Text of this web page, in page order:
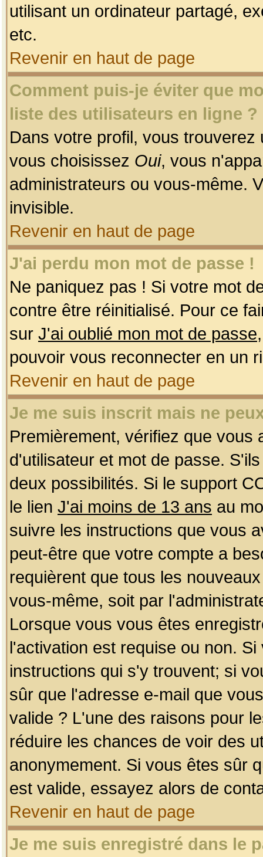
utilisant un ordinateur partagé,
etc.
Revenir en haut de page
Comment puis-je éviter que
liste des utilisateurs en ligne ?
Dans votre profil, vous
vous choisissez Oui, vous
administrateurs ou vous-même.
invisible.
Revenir en haut de page
J'ai perdu mon mot de passe !
Ne paniquez pas ! Si votre mot
contre être réinitialisé. Pour ce
sur J'ai oublié mon mot de passe
pouvoir vous reconnecter en un
Revenir en haut de page
Je me suis inscrit mais ne
Premièrement, vérifiez que
d'utilisateur et mot de passe.
deux possibilités. Si le support
le lien J'ai moins de 13 ans au
suivre les instructions que vous
peut-être que votre compte a
requièrent que tous les
vous-même, soit par
Lorsque vous vous êtes
l'activation est requise ou non.
instructions qui s'y trouvent; si
sûr que l'adresse e-mail que
valide ? L'une des raisons pour
réduire les chances de voir des
anonymement. Si vous êtes sûr
est valide, essayez alors de
Revenir en haut de page
Je me suis enregistré dans le